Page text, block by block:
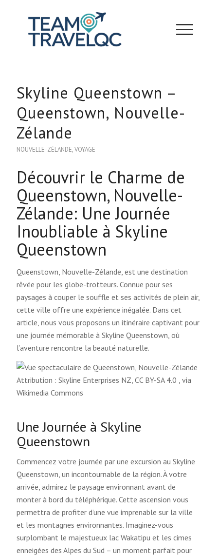
Skyline Queenstown –
Queenstown, Nouvelle-
Zélande
NOUVELLE-ZÉLANDE,VOYAGE
Découvrir le Charme de
Queenstown, Nouvelle-
Zélande: Une Journée
Inoubliable à Skyline
Queenstown
Queenstown, Nouvelle-Zélande, est une destination
rêvée pour les globe-trotteurs. Connue pour ses
paysages à couper le souffle et ses activités de plein air,
cette ville offre une expérience inégalée. Dans cet
article, nous vous proposons un itinéraire captivant pour
une journée mémorable à Skyline Queenstown, où
l’aventure rencontre la beauté naturelle.
Attribution : Skyline Enterprises NZ, CC BY-SA 4.0 , via
Wikimedia Commons
Une Journée à Skyline
Queenstown
Commencez votre journée par une excursion au Skyline
Queenstown, un incontournable de la région. À votre
arrivée, admirez le paysage environnant avant de
monter à bord du téléphérique. Cette ascension vous
permettra de profiter d’une vue imprenable sur la ville
et les montagnes environnantes. Imaginez-vous
surplombant le majestueux lac Wakatipu et les cimes
enneigées des Alpes du Sud – un moment parfait pour